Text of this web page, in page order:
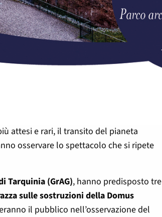
attesi e rari, il transito del pianeta
osservare lo spettacolo che si ripete
Tarquinia (GrAG), hanno predisposto tre
sulle sostruzioni della Domus
il pubblico nell’osservazione del